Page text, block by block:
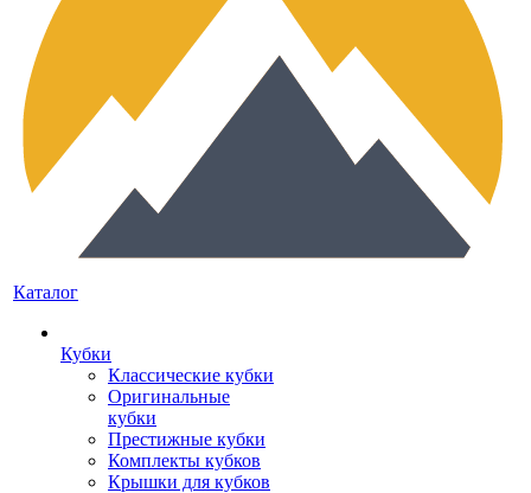
Каталог
Кубки
Классические кубки
Оригинальные
кубки
Престижные кубки
Комплекты кубков
Крышки для кубков